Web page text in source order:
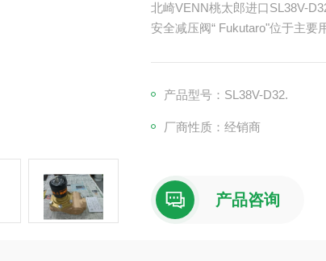
北崎VENN桃太郎进口SL38V-
安全减压阀“ Fukutaro"位于主要
产品型号：SL38V-D32.
厂商性质：经销商
产品咨询